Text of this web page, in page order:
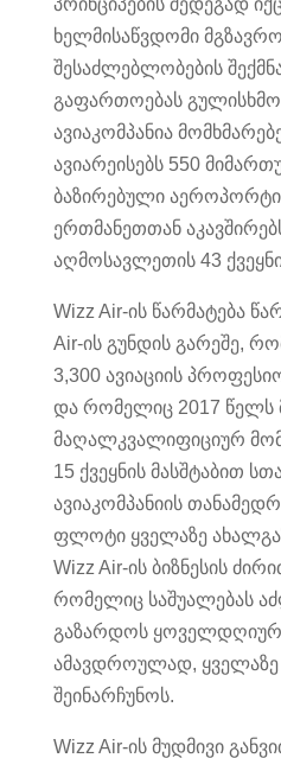
პრინციპების შედეგად
ხელმისაწვდომი
შესაძლებლობების
გაფართოებას
ავიაკომპანია
ავიარეისებს 550
ბაზირებული
ერთმანეთთან
აღმოსავლეთის 43
Wizz Air-ის წარმატება
Air-ის გუნდის გარეშე,
3,300 ავიაციის
და რომელიც 2017 წელს
მაღალკვალიფიციურ
15 ქვეყნის მასშტაბით
ავიაკომპანიის
ფლოტი ყველაზე
Wizz Air-ის ბიზნესის
რომელიც საშუალებას
გაზარდოს
ამავდროულად,
შეინარჩუნოს.
Wizz Air-ის მუდმივი